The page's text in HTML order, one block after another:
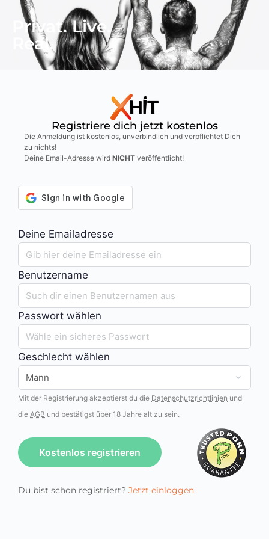
Privat. Live.
Real.
Registriere dich jetzt kostenlos
Die Anmeldung ist kostenlos, unverbindlich und verpflichtet Dich
zu nichts!
Deine Email-Adresse wird NICHT veröffentlicht!
Deine Emailadresse
Benutzername
Passwort wählen
Geschlecht wählen
Mit der Registrierung akzeptierst du die Datenschutzrichtlinien und
die AGB und bestätigst über 18 Jahre alt zu sein.
Kostenlos registrieren
Du bist schon registriert? Jetzt einloggen